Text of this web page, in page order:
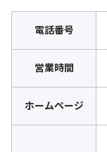
電話番号
営業時間
ホームページ